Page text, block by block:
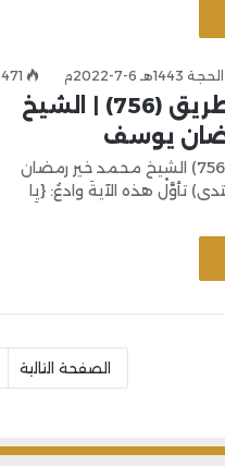
471
كلمات في الطريق (756) | الشيخ
يوسف
كلمات في الطريق (756) الشيخ محمد خير رمضان
تأوَّلْ هذه الآيةَ وادعُ: {يِا
الصفحة التالية